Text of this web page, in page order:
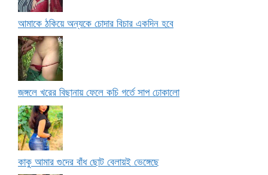
আমাকে ঠকিয়ে অন্যকে চোদার বিচার একদিন হবে
জঙ্গলে খরের বিছানায় ফেলে কচি গর্তে সাপ ঢোকালো
কাকু আমার গুদের বাঁধ ছোট বেলায়ই ভেঙ্গেছে